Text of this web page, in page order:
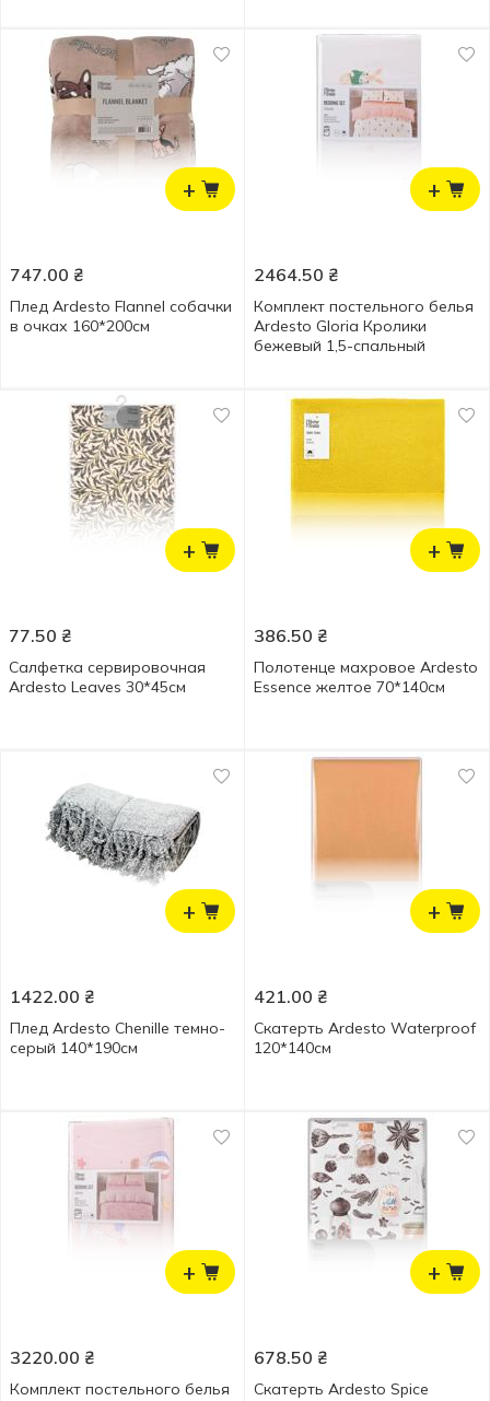
+
747.00 ₴
Плед Ardesto Flannel собачки
в очках 160*200см
+
2464.50 ₴
Комплект постельного белья
Ardesto Gloria Кролики
бежевый 1,5-спальный
+
77.50 ₴
Салфетка сервировочная
Ardesto Leaves 30*45см
+
386.50 ₴
Полотенце махровое Ardesto
Essence желтое 70*140см
+
1422.00 ₴
Плед Ardesto Chenille темно-
серый 140*190см
+
421.00 ₴
Скатерть Ardesto Waterproof
120*140см
+
3220.00 ₴
Комплект постельного белья
+
678.50 ₴
Скатерть Ardesto Spice